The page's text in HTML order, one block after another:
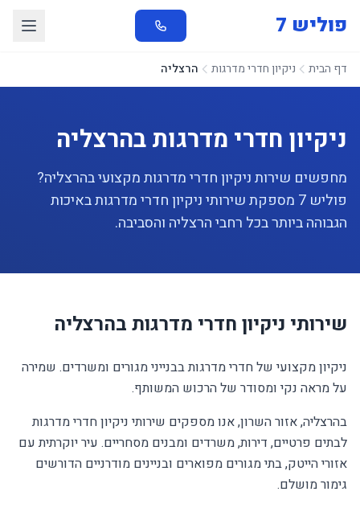
פוליש 7
דף הבית ניקיון חדרי מדרגות הרצליה
ניקיון חדרי מדרגות בהרצליה
מחפשים שירות ניקיון חדרי מדרגות מקצועי בהרצליה?
פוליש 7 מספקת שירותי ניקיון חדרי מדרגות באיכות
הגבוהה ביותר בכל רחבי הרצליה והסביבה.
שירותי ניקיון חדרי מדרגות בהרצליה
ניקיון מקצועי של חדרי מדרגות בבנייני מגורים ומשרדים. שמירה
על מראה נקי ומסודר של הרכוש המשותף.
בהרצליה, אזור השרון, אנו מספקים שירותי ניקיון חדרי מדרגות
לבתים פרטיים, דירות, משרדים ומבנים מסחריים. עיר יוקרתית עם
אזורי הייטק, בתי מגורים מפוארים ובניינים מודרניים הדורשים
גימור מושלם.